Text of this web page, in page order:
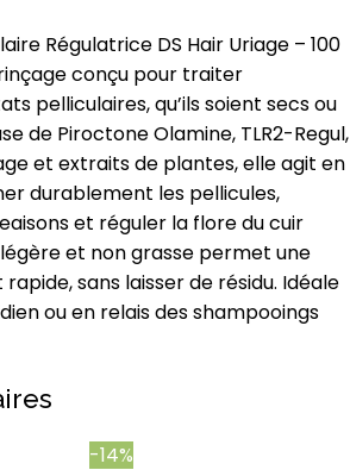
Régulatrice DS Hair Uriage – 100
conçu pour traiter
pelliculaires, qu’ils soient secs ou
de Piroctone Olamine, TLR2-Regul,
et extraits de plantes, elle agit en
durablement les pellicules,
et réguler la flore du cuir
et non grasse permet une
sans laisser de résidu. Idéale
ou en relais des shampooings
-14%